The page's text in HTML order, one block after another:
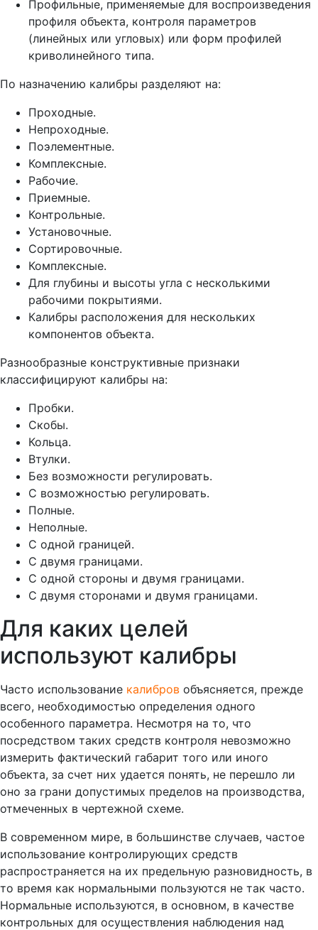
Профильные, применяемые для воспроизведения
профиля объекта, контроля параметров
(линейных или угловых) или форм профилей
криволинейного типа.
По назначению калибры разделяют на:
Проходные.
Непроходные.
Поэлементные.
Комплексные.
Рабочие.
Приемные.
Контрольные.
Установочные.
Сортировочные.
Комплексные.
Для глубины и высоты угла с несколькими
рабочими покрытиями.
Калибры расположения для нескольких
компонентов объекта.
Разнообразные конструктивные признаки
классифицируют калибры на:
Пробки.
Скобы.
Кольца.
Втулки.
Без возможности регулировать.
С возможностью регулировать.
Полные.
Неполные.
С одной границей.
С двумя границами.
С одной стороны и двумя границами.
С двумя сторонами и двумя границами.
Для каких целей
используют калибры
Часто использование калибров объясняется, прежде
всего, необходимостью определения одного
особенного параметра. Несмотря на то, что
посредством таких средств контроля невозможно
измерить фактический габарит того или иного
объекта, за счет них удается понять, не перешло ли
оно за грани допустимых пределов на производства,
отмеченных в чертежной схеме.
В современном мире, в большинстве случаев, частое
использование контролирующих средств
распространяется на их предельную разновидность, в
то время как нормальными пользуются не так часто.
Нормальные используются, в основном, в качестве
контрольных для осуществления наблюдения над